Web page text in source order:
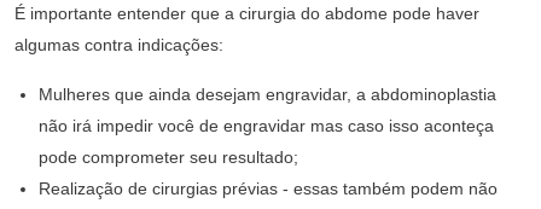
É importante entender que a cirurgia do abdome pode haver
algumas contra indicações:
Mulheres que ainda desejam engravidar, a abdominoplastia
não irá impedir você de engravidar mas caso isso aconteça
pode comprometer seu resultado;
Realização de cirurgias prévias - essas também podem não